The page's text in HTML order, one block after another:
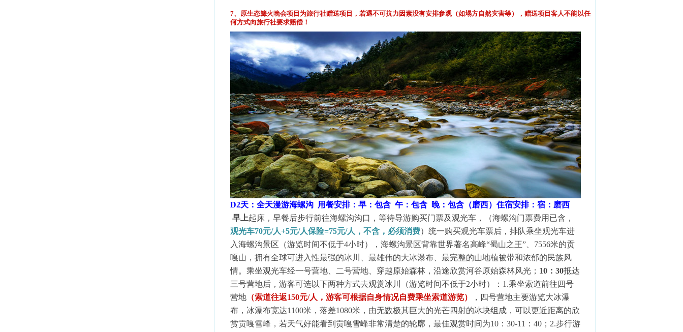
7、原生态篝火晚会项目为旅行社赠送项目，若遇不可抗力因素没有安排参观（如塌方自然灾害等），赠送项目客人不能以任
何方式向旅行社要求赔偿！
D2天：全天漫游海螺沟 用餐安排：早：包含 午：包含 晚：包含（磨西）住宿安排：宿：磨西
早上起床，早餐后步行前往海螺沟沟口，等待导游购买门票及观光车，（海螺沟门票费用已含，
观光车70元/人+5元/人保险=75元/人，不含，必须消费）统一购买观光车票后，排队乘坐观光车进
入海螺沟景区（游览时间不低于4小时），海螺沟景区背靠世界著名高峰“蜀山之王”、 7556米的贡
嘎山，拥有全球可进入性最强的冰川、最雄伟的大冰瀑布、最完整的山地植被带和浓郁的民族风
情。乘坐观光车经一号营地、二号营地、穿越原始森林，沿途欣赏河谷原始森林风光； 10 ： 30抵达
三号营地后，游客可选以下两种方式去观赏冰川（游览时间不低于2小时）： 1.乘坐索道前往四号
营地 （索道往返150元/人，游客可根据自身情况自费乘坐索道游览）
，四号营地主要游览大冰瀑
布，冰瀑布宽达1100米，落差1080米，由无数极其巨大的光芒四射的冰块组成，可以更近距离的欣
赏贡嘎雪峰，若天气好能看到贡嘎雪峰非常清楚的轮廓，最佳观赏时间为10 ： 30-11 ： 40 ； 2.步行游